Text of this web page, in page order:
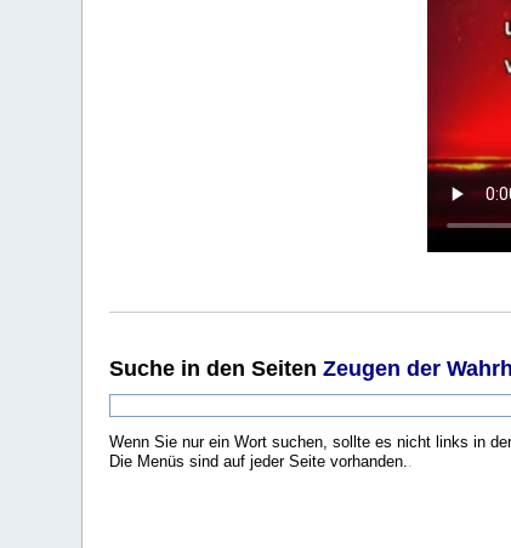
Suche in den SeitenZeugen der
Wenn Sie nur ein Wort suchen, sollte es nicht links in
Die Menüs sind auf jeder Seite vorhanden.